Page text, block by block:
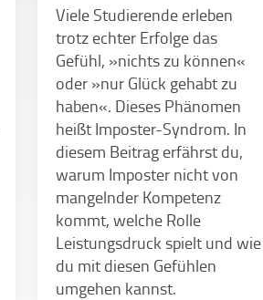
Viele Studierende erleben
trotz echter Erfolge das
Gefühl, »nichts zu können«
oder »nur Glück gehabt zu
haben«. Dieses Phänomen
heißt Imposter-Syndrom. In
diesem Beitrag erfährst du,
warum Imposter nicht von
mangelnder Kompetenz
kommt, welche Rolle
Leistungsdruck spielt und wie
du mit diesen Gefühlen
umgehen kannst.